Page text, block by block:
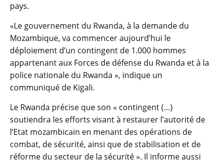
pays.
«Le gouvernement du Rwanda, à la demande du
Mozambique, va commencer aujourd’hui le
déploiement d’un contingent de 1.000 hommes
appartenant aux Forces de défense du Rwanda et à la
police nationale du Rwanda », indique un
communiqué de Kigali.
Le Rwanda précise que son « contingent (…)
soutiendra les efforts visant à restaurer l’autorité de
l’Etat mozambicain en menant des opérations de
combat, de sécurité, ainsi que de stabilisation et de
réforme du secteur de la sécurité ». Il informe aussi